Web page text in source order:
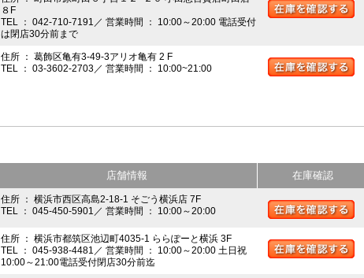
８F
TEL ： 042-710-7191／ 営業時間 ： 10:00～20:00 電話受付
は閉店30分前まで
住所 ： 葛飾区亀有3-49-3アリオ亀有 2 F
TEL ： 03-3602-2703／ 営業時間 ： 10:00~21:00
店舗情報 在庫確認
住所 ： 横浜市西区高島2-18-1 そごう横浜店 7F
TEL ： 045-450-5901／ 営業時間 ： 10:00～20:00
住所 ： 横浜市都筑区池辺町4035-1 ららぽーと横浜 3F
TEL ： 045-938-4481／ 営業時間 ： 10:00～20:00 土日祝
10:00～21:00電話受付閉店30分前迄